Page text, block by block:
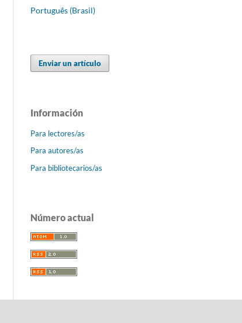
Português (Brasil)
Enviar un artículo
Información
Para lectores/as
Para autores/as
Para bibliotecarios/as
Número actual